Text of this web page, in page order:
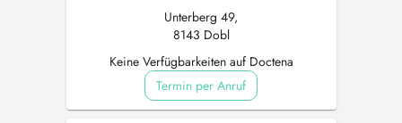
Unterberg 49,
8143 Dobl
Keine Verfügbarkeiten auf Doctena
Termin per Anruf